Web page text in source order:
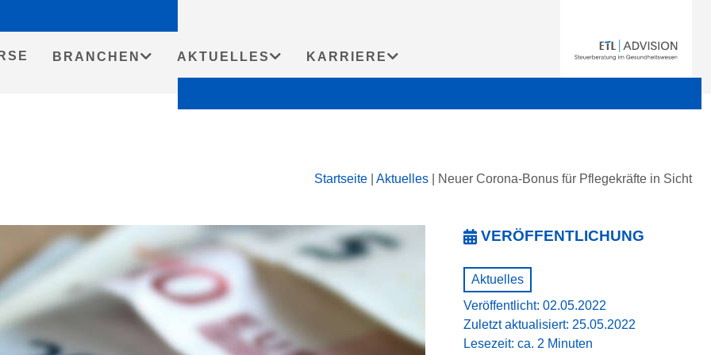
BRANCHEN AKTUELLES KARRIERE
Startseite Aktuelles Neuer Corona-­Bonus für Pflegekräfte in Sicht
VERÖFFENTLICHUNG
Aktuelles
Veröffentlicht: 02.05.2022
Zuletzt aktualisiert: 25.05.2022
Lesezeit: ca. 2 Minuten